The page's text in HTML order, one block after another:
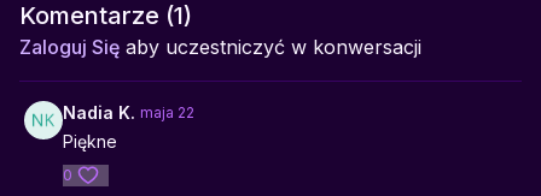
To opowieść o zaufaniu do własnego rytmu i do drogi, która
prowadzi dalej, nawet wtedy, gdy nie wiemy jeszcze dokąd.
Idealna do:
momentów zagubienia, zmiany, życiowych przejść,
wieczornego wyciszenia, pracy z niepewnością i brakiem
jasnego kierunku
Komentarze (1)
Zaloguj Się aby uczestniczyć w konwersacji
Nadia K. maja 22
Piękne
0